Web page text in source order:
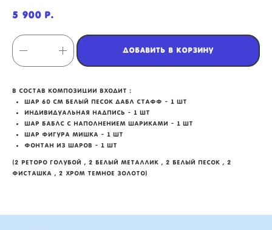
5 900 р.
Добавить в корзину
в состав композиции входит :
шар 60 см белый песок дабл стафф - 1 шт
индивидуальная надпись - 1 шт
шар баблс с наполнением шариками - 1 шт
шар фигура мишка - 1 шт
фонтан из шаров - 1 шт
(2 реторо голубой , 2 белый металлик , 2 белый песок , 2
фисташка , 2 хром темное золото)
мероприятий (от детских до
свадебных торжеств)
мы занимаемся
оформлением: